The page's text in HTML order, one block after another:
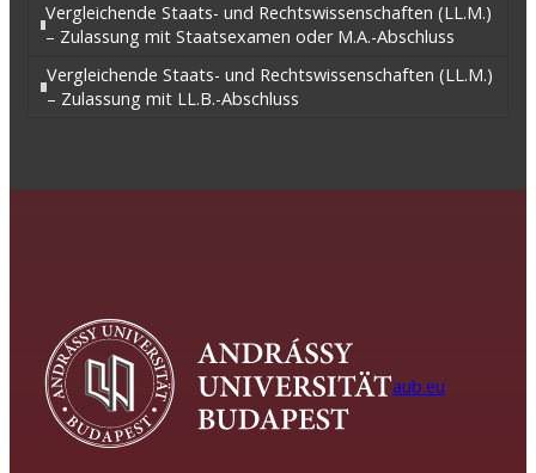
Vergleichende Staats- und Rechtswissenschaften (LL.M.)
– Zulassung mit Staatsexamen oder M.A.-Abschluss
Vergleichende Staats- und Rechtswissenschaften (LL.M.)
– Zulassung mit LL.B.-Abschluss
aub.eu